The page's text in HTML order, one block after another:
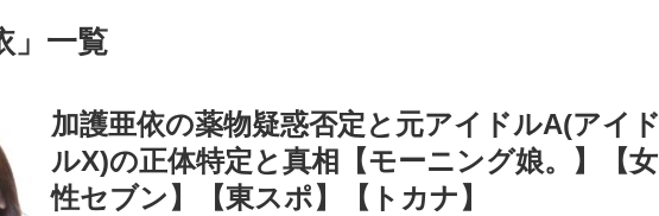
」 一覧
加護亜依の薬物疑惑否定と元アイドルA(アイド
ルX)の正体特定と真相【モーニング娘。】【女
性セブン】【東スポ】【トカナ】